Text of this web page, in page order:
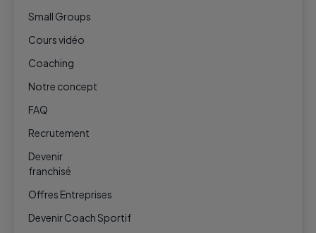
Small Groups
Cours vidéo
Coaching
Notre concept
FAQ
Recrutement
Devenir
franchisé
Offres Entreprises
Devenir Coach Sportif